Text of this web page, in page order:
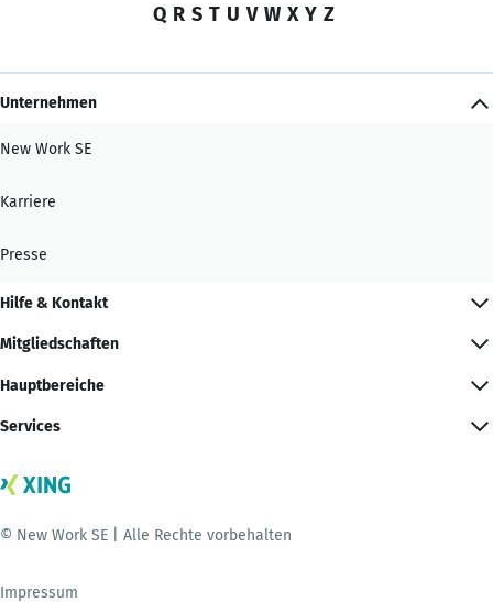
Q R S T U V W X Y Z
Unternehmen
New Work SE
Karriere
Presse
Hilfe & Kontakt
Mitgliedschaften
Hauptbereiche
Services
© New Work SE | Alle Rechte vorbehalten
Impressum